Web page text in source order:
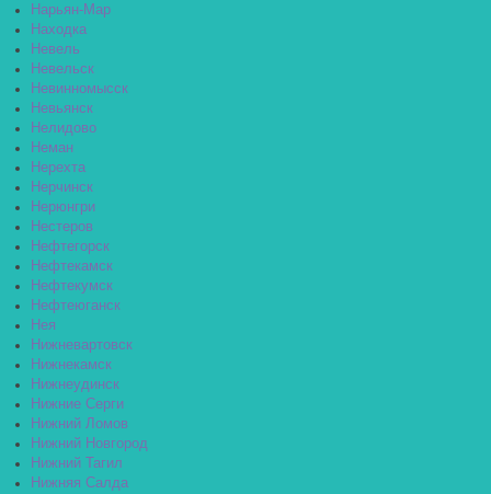
Нарьян-Мар
Находка
Невель
Невельск
Невинномысск
Невьянск
Нелидово
Неман
Нерехта
Нерчинск
Нерюнгри
Нестеров
Нефтегорск
Нефтекамск
Нефтекумск
Нефтеюганск
Нея
Нижневартовск
Нижнекамск
Нижнеудинск
Нижние Серги
Нижний Ломов
Нижний Новгород
Нижний Тагил
Нижняя Салда